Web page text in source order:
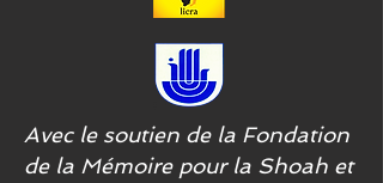
Avec le soutien de la Fondation
de la Mémoire pour la Shoah et